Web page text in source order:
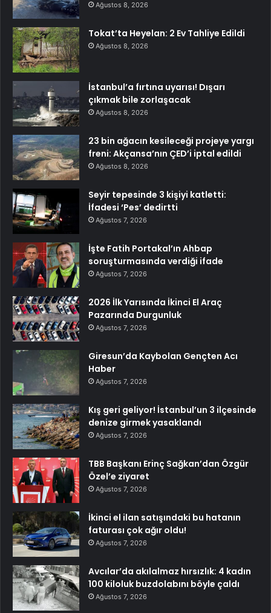
Ağustos 8, 2026
Tokat’ta Heyelan: 2 Ev Tahliye Edildi
Ağustos 8, 2026
İstanbul’a fırtına uyarısı! Dışarı
çıkmak bile zorlaşacak
Ağustos 8, 2026
23 bin ağacın kesileceği projeye yargı
freni: Akçansa’nın ÇED’i iptal edildi
Ağustos 8, 2026
Seyir tepesinde 3 kişiyi katletti:
İfadesi ‘Pes’ dedirtti
Ağustos 7, 2026
İşte Fatih Portakal’ın Ahbap
soruşturmasında verdiği ifade
Ağustos 7, 2026
2026 İlk Yarısında İkinci El Araç
Pazarında Durgunluk
Ağustos 7, 2026
Giresun’da Kaybolan Gençten Acı
Haber
Ağustos 7, 2026
Kış geri geliyor! İstanbul’un 3 ilçesinde
denize girmek yasaklandı
Ağustos 7, 2026
TBB Başkanı Erinç Sağkan’dan Özgür
Özel’e ziyaret
Ağustos 7, 2026
İkinci el ilan satışındaki bu hatanın
faturası çok ağır oldu!
Ağustos 7, 2026
Avcılar’da akılalmaz hırsızlık: 4 kadın
100 kiloluk buzdolabını böyle çaldı
Ağustos 7, 2026